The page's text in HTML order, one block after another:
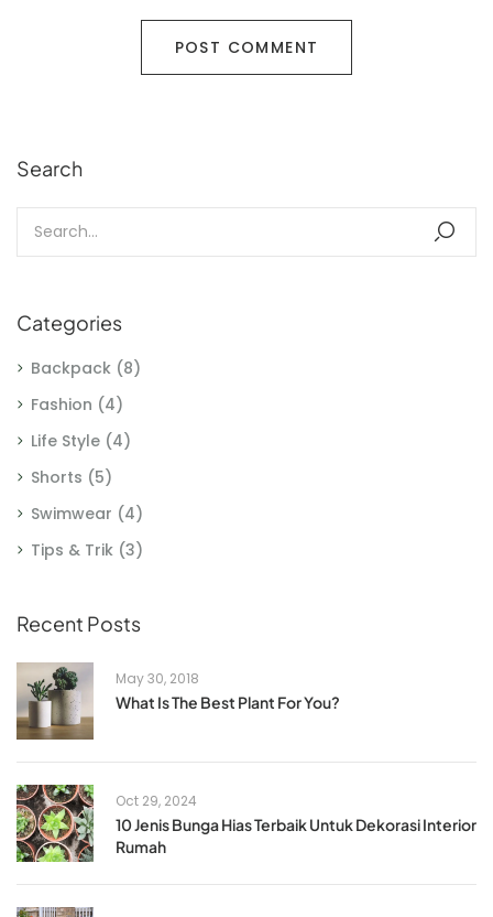
Search
Categories
Backpack (8)
Fashion (4)
Life Style (4)
Shorts (5)
Swimwear (4)
Tips & Trik (3)
Recent Posts
May 30, 2018
What Is The Best Plant For You?
Oct 29, 2024
10 Jenis Bunga Hias Terbaik Untuk Dekorasi Interior
Rumah